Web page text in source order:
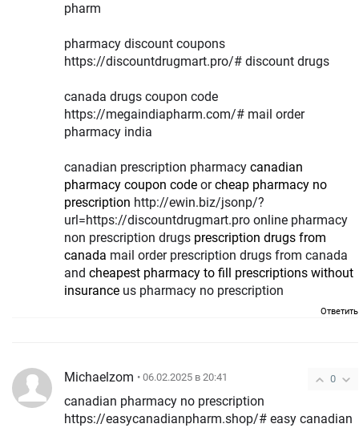
pharm
pharmacy discount coupons
https://discountdrugmart.pro/# discount drugs
canada drugs coupon code
https://megaindiapharm.com/# mail order
pharmacy india
canadian prescription pharmacy canadian
pharmacy coupon code orcheap pharmacy no
prescription
url=https://discountdrugmart.pro online pharmacy
non prescription drugs prescription drugs from
canada mail order prescription drugs from canada
and cheapest pharmacy to fill prescriptions without
insurance us pharmacy no prescription
Ответить
0
Michaelzom • 06.02.2025 в 20:41
canadian pharmacy no prescription
https://easycanadianpharm.shop/# easy canadian